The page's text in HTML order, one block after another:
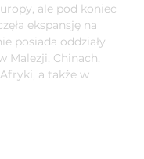
ale pod koniec
ekspansję na
posiada oddziały
Malezji, Chinach,
a także w